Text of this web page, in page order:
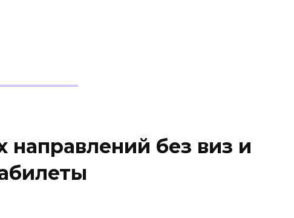
направлений без виз и